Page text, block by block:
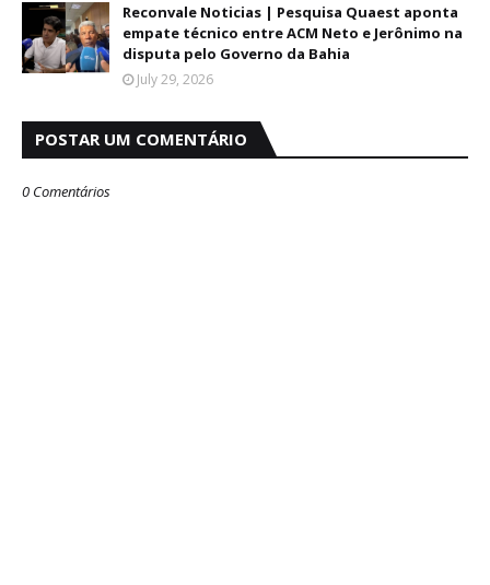
Reconvale Noticias | Pesquisa Quaest aponta
empate técnico entre ACM Neto e Jerônimo na
disputa pelo Governo da Bahia
July 29, 2026
POSTAR UM COMENTÁRIO
0 Comentários